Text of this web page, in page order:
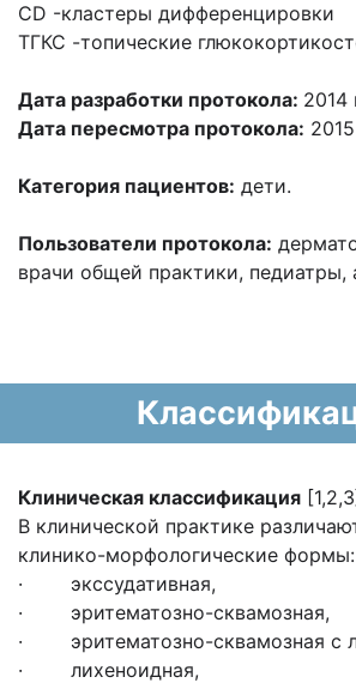
СD -кластеры дифференцировки
ТГКС -топические
Дата разработки протокола: 2014
Дата пересмотра протокола:
Категория пациентов: дети.
Пользователи протокола:
врачи общей практики, педиатры,
Клиническая классификация
В клинической практике
клинико-морфологические формы:
· экссудативная,
· эритематозно-сквамозная,
· эритематозно-сквамозная с
· лихеноидная,